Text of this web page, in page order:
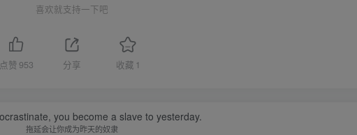
喜欢就支持一下吧
点赞 953 分享 收藏 1
you become a slave to yesterday.
拖延会让你成为昨天的奴隶